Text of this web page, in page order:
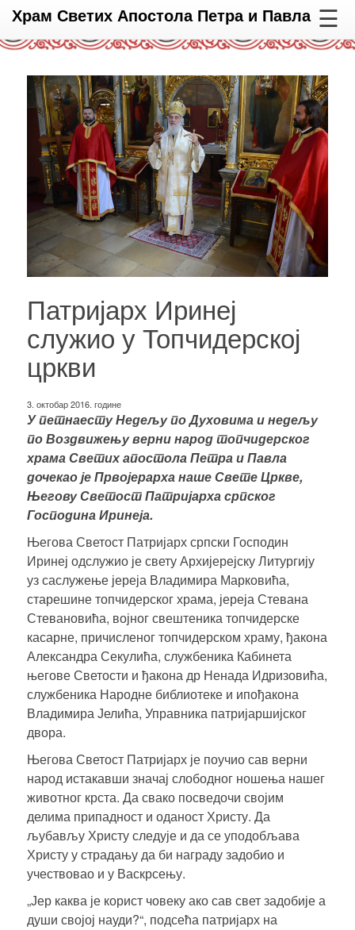
Храм Светих Апостола Петра и Павла ☰
Патријарх Иринеј
служио у Топчидерској
цркви
3. октобар 2016. године
У петнаесту Недељу по Духовима и недељу
по Воздвижењу верни народ топчидерског
храма Светих апостола Петра и Павла
дочекао је Првојерарха наше Свете Цркве,
Његову Светост Патријарха српског
Господина Иринеја.
Његова Светост Патријарх српски Господин
Иринеј одслужио је свету Архијерејску Литургију
уз саслужење јереја Владимира Марковића,
старешине топчидерског храма, јереја Стевана
Стевановића, војног свештеника топчидерске
касарне, причисленог топчидерском храму, ђакона
Александра Секулића, службеника Кабинета
његове Светости и ђакона др Ненада Идризовића,
службеника Народне библиотеке и ипођакона
Владимира Јелића, Управника патријаршијског
двора.
Његова Светост Патријарх је поучио сав верни
народ истакавши значај слободног ношења нашег
животног крста. Да свако посведочи својим
делима припадност и оданост Христу. Да
љубављу Христу следује и да се уподобљава
Христу у страдању да би награду задобио и
учествовао и у Васкрсењу.
„Јер каква је корист човеку ако сав свет задобије а
души својој науди?“, подсећа патријарх на